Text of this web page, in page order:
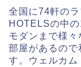
全国に74軒の
HOTELSの中
モダンまで様
部屋があるの
す。ウェルカ